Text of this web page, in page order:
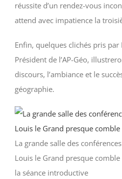
réussite d’un rendez-vous
attend avec impatience la
Enfin, quelques clichés pris
Président de l’AP-Géo,
discours, l’ambiance et le
géographie.
La grande salle des
Louis le Grand presque
la séance introductive